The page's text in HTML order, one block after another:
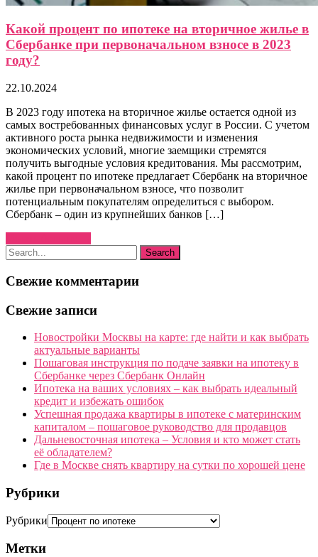
Какой процент по ипотеке на вторичное жилье в
Сбербанке при первоначальном взносе в 2023
году?
22.10.2024
В 2023 году ипотека на вторичное жилье остается одной из
самых востребованных финансовых услуг в России. С учетом
активного роста рынка недвижимости и изменения
экономических условий, многие заемщики стремятся
получить выгодные условия кредитования. Мы рассмотрим,
какой процент по ипотеке предлагает Сбербанк на вторичное
жилье при первоначальном взносе, что позволит
потенциальным покупателям определиться с выбором.
Сбербанк – один из крупнейших банков […]
Свежие комментарии
Свежие записи
Новостройки Москвы на карте: где найти и как выбрать
актуальные варианты
Пошаговая инструкция по подаче заявки на ипотеку в
Сбербанке через Сбербанк Онлайн
Ипотека на ваших условиях – как выбрать идеальный
кредит и избежать ошибок
Успешная продажа квартиры в ипотеке с материнским
капиталом – пошаговое руководство для продавцов
Дальневосточная ипотека – Условия и кто может стать
её обладателем?
Где в Москве снять квартиру на сутки по хорошей цене
Рубрики
Рубрики
Метки